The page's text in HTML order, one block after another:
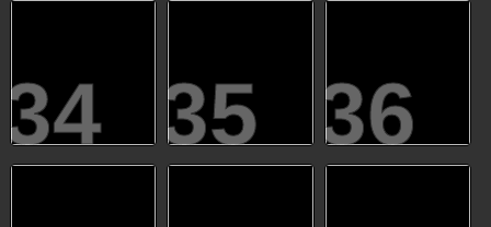
34
35
36